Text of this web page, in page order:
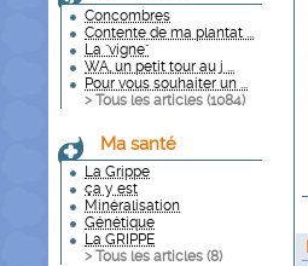
Concombres
Contente de ma plantat ...
La "vigne"
WA, un petit tour au j ...
Pour vous souhaiter un ...
> Tous les articles (1084)
Ma santé
La Grippe
ça y est
Minéralisation
Génétique
La GRIPPE
> Tous les articles (8)